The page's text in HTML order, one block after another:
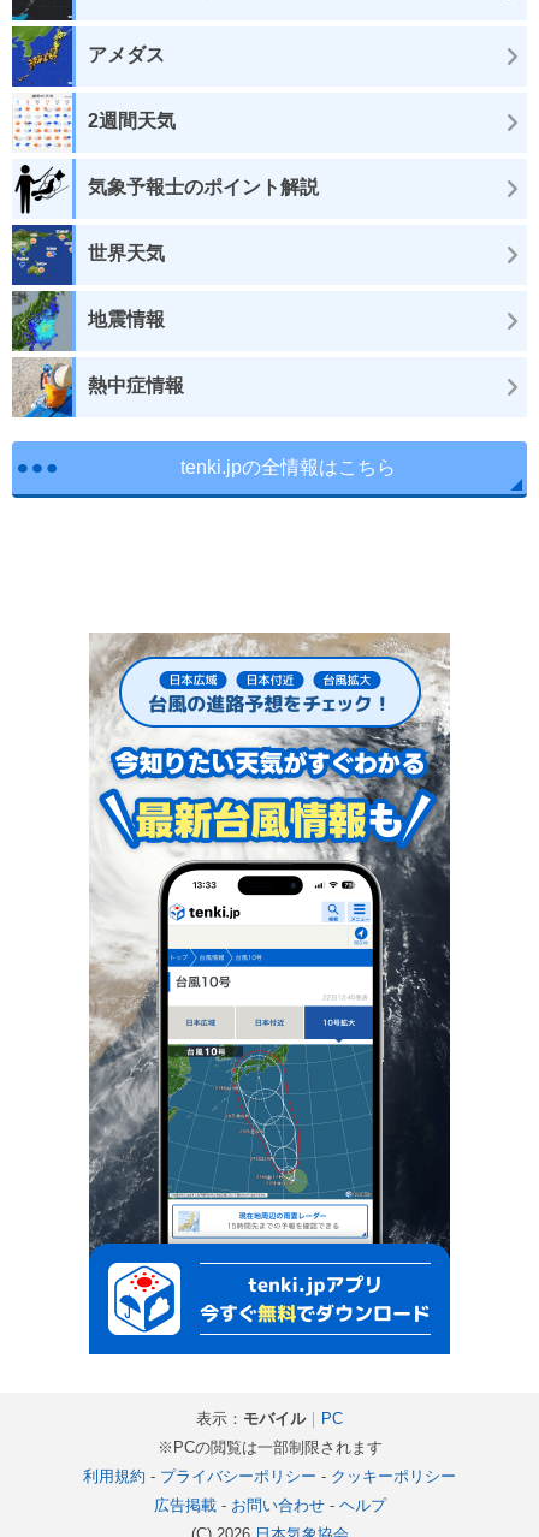
アメダス
2週間天気
気象予報士のポイント解説
世界天気
地震情報
熱中症情報
tenki.jpの全情報はこちら
表示： モバイル｜ PC
※PCの閲覧は一部制限されます
利用規約 - プライバシーポリシー - クッキーポリシー
広告掲載- お問い合わせ- ヘルプ